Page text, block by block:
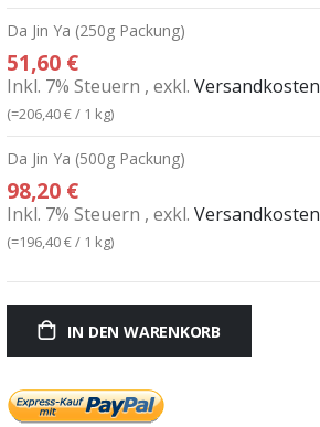
Da Jin Ya (250g Packung)
51,60 €
Inkl. 7% Steuern , exkl. Versandkosten
(=206,40 €/ 1 kg)
Da Jin Ya (500g Packung)
98,20 €
Inkl. 7% Steuern , exkl. Versandkosten
(=196,40 €/ 1 kg)
IN DEN WARENKORB